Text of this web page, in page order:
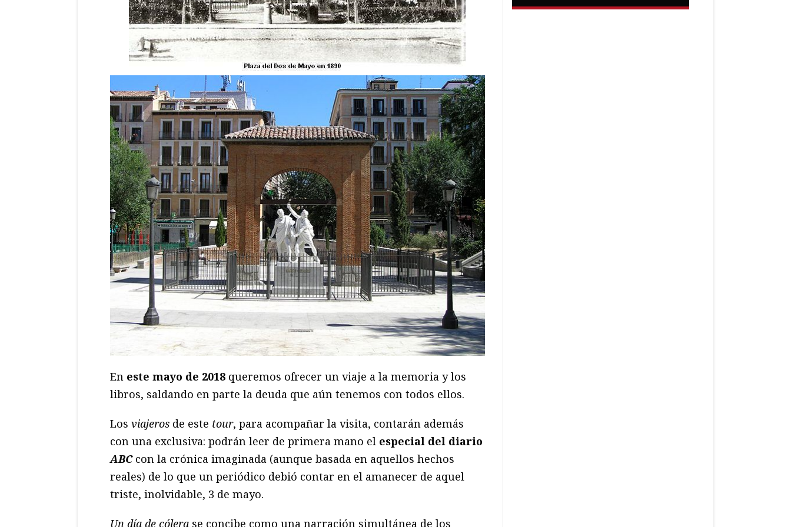
En este mayo de 2018 queremos ofrecer un viaje a la memoria y los
libros, saldando en parte la deuda que aún tenemos con todos ellos.
Los viajeros de este tour, para acompañar la visita, contarán además
con una exclusiva: podrán leer de primera mano el especial del diario
ABCcon la crónica imaginada (aunque basada en aquellos hechos
reales) de lo que un periódico debió contar en el amanecer de aquel
triste, inolvidable, 3 de mayo.
Un día de cólera se concibe como una narración simultánea de los